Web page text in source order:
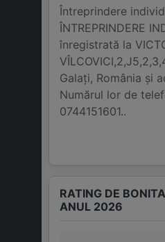
Întreprindere
ÎNTREPRINDERE
înregistrată la
Galaţi, România și
Numărul lor de
0744151601..
RATING DE
ANUL 2026